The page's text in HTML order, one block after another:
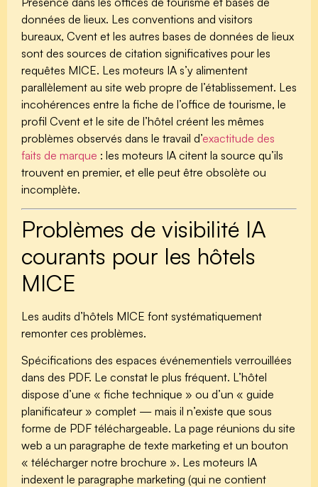
données de lieux. Les conventions and visitors
bureaux, Cvent et les autres bases de données de lieux
sont des sources de citation significatives pour les
requêtes MICE. Les moteurs IA s’y alimentent
parallèlement au site web propre de l’établissement. Les
incohérences entre la fiche de l’office de tourisme, le
profil Cvent et le site de l’hôtel créent les mêmes
problèmes observés dans le travail d’exactitude des
faits de marque : les moteurs IA citent la source qu’ils
trouvent en premier, et elle peut être obsolète ou
incomplète.
Problèmes de visibilité IA
courants pour les hôtels
MICE
Les audits d’hôtels MICE font systématiquement
remonter ces problèmes.
Spécifications des espaces événementiels verrouillées
dans des PDF. Le constat le plus fréquent. L’hôtel
dispose d’une « fiche technique » ou d’un « guide
planificateur » complet — mais il n’existe que sous
forme de PDF téléchargeable. La page réunions du site
web a un paragraphe de texte marketing et un bouton
« télécharger notre brochure ». Les moteurs IA
indexent le paragraphe marketing (qui ne contient